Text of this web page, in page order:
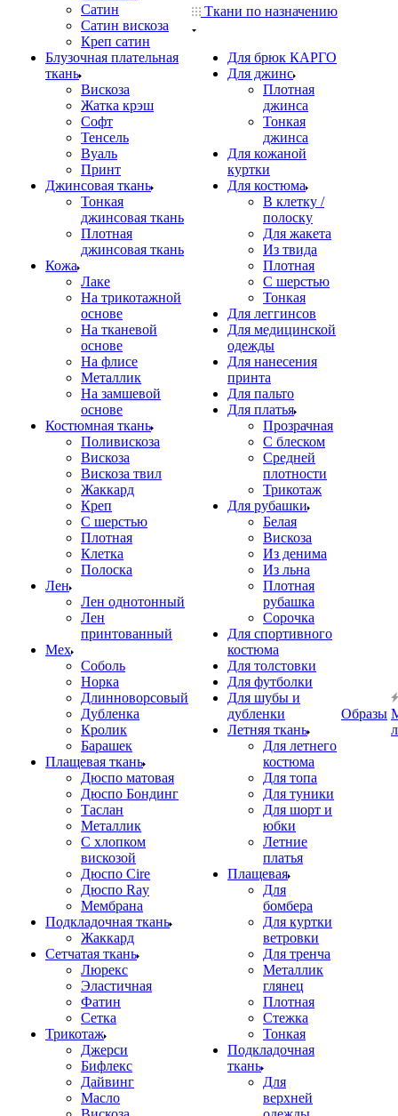
Сатин
Сатин вискоза
Креп сатин
Блузочная плательная
ткань
Вискоза
Жатка крэш
Софт
Тенсель
Вуаль
Принт
Джинсовая ткань
Тонкая
джинсовая ткань
Плотная
джинсовая ткань
Кожа
Лаке
На трикотажной
основе
На тканевой
основе
На флисе
Металлик
На замшевой
основе
Костюмная ткань
Поливискоза
Вискоза
Вискоза твил
Жаккард
Креп
С шерстью
Плотная
Клетка
Полоска
Лен
Лен однотонный
Лен
принтованный
Мех
Соболь
Норка
Длинноворсовый
Дубленка
Кролик
Барашек
Плащевая ткань
Дюспо матовая
Дюспо Бондинг
Таслан
Металлик
С хлопком
вискозой
Дюспо Cire
Дюспо Ray
Мембрана
Подкладочная ткань
Жаккард
Сетчатая ткань
Люрекс
Эластичная
Фатин
Сетка
Трикотаж
Джерси
Бифлекс
Дайвинг
Масло
Ткани по назначению
Для брюк КАРГО
Для джинс
Плотная
джинса
Тонкая
джинса
Для кожаной
куртки
Для костюма
В клетку /
полоску
Для жакета
Из твида
Плотная
С шерстью
Тонкая
Для леггинсов
Для медицинской
одежды
Для нанесения
принта
Для пальто
Для платья
Прозрачная
С блеском
Средней
плотности
Трикотаж
Для рубашки
Белая
Вискоза
Из денима
Из льна
Плотная
рубашка
Сорочка
Для спортивного
костюма
Для толстовки
Для футболки
Для шубы и
дубленки
Летняя ткань
Для летнего
костюма
Для топа
Для туники
Для шорт и
юбки
Летние
платья
Плащевая
Для
бомбера
Для куртки
ветровки
Для тренча
Металлик
глянец
Плотная
Стежка
Тонкая
Подкладочная
ткань
Для
верхней
Образы